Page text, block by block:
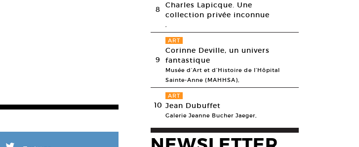
8
Charles Lapicque. Une
collection privée inconnue
,
9
ART
Corinne Deville, un univers
fantastique
Musée d’Art et d’Histoire de l’Hôpital
Sainte-Anne (MAHHSA),
10
ART
Jean Dubuffet
Galerie Jeanne Bucher Jaeger,